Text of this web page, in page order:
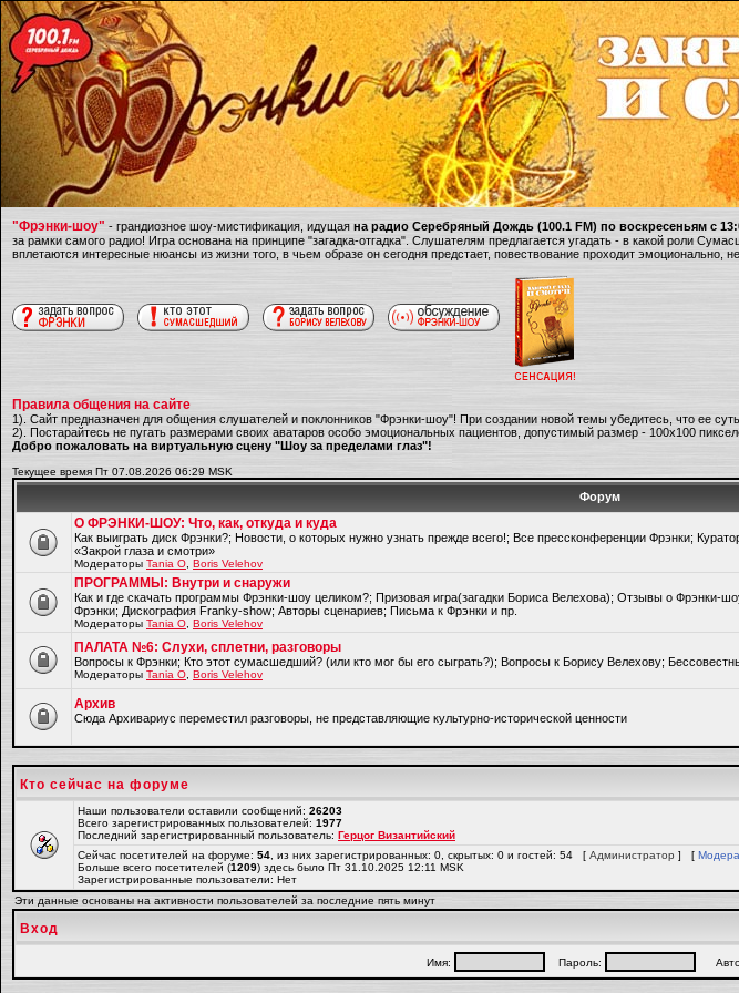
"Фрэнки-шоу" - грандиозное шоу-мистификация, идущая на радио Серебряный Дождь (100.1 FM) по воскресеньям с
за рамки самого радио! Игра основана на принципе "загадка-отгадка". Слушателям предлагается угадать - в какой роли
вплетаются интересные нюансы из жизни того, в чьем образе он сегодня предстает, повествование проходит
Правила общения на сайте
1). Сайт предназначен для общения слушателей и поклонников "Фрэнки-шоу"! При создании новой темы убедитесь, что ее
2). Постарайтесь не пугать размерами своих аватаров особо эмоциональных пациентов, допустимый размер - 100х100
Добро пожаловать на виртуальную сцену "Шоу за пределами глаз"!
Текущее время Пт 07.08.2026 06:29 MSK
Форум
О ФРЭНКИ-ШОУ: Что, как, откуда и куда
Как выиграть диск Фрэнки?; Новости, о которых нужно узнать прежде всего!; Все прессконференции Фрэнки;
«Закрой глаза и смотри»
Модераторы Tania O Boris Velehov
ПРОГРАММЫ: Внутри и снаружи
Как и где скачать программы Фрэнки-шоу целиком?; Призовая игра(загадки Бориса Велехова); Отзывы о
Фрэнки; Дискография Franky-show; Авторы сценариев; Письма к Фрэнки и пр.
Модераторы Tania O Boris Velehov
ПАЛАТА №6: Слухи, сплетни, разговоры
Вопросы к Фрэнки; Кто этот сумасшедший? (или кто мог бы его сыграть?); Вопросы к Борису Велехову;
Модераторы Tania O Boris Velehov
Архив
Cюда Архивариус переместил разговоры, не представляющие культурно-исторической ценности
Кто сейчас на форуме
Наши пользователи оставили сообщений: 26203
Всего зарегистрированных пользователей: 1977
Последний зарегистрированный пользователь: Герцог Византийский
Сейчас посетителей на форуме: 54 , из них зарегистрированных: 0, скрытых: 0 и гостей: 54 [ Администратор ] [
Больше всего посетителей (1209) здесь было Пт 31.10.2025 12:11 MSK
Зарегистрированные пользователи: Нет
Эти данные основаны на активности пользователей за последние пять минут
Вход
Имя: Пароль: